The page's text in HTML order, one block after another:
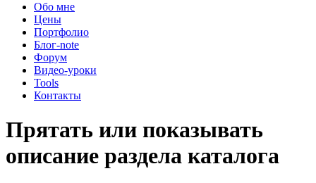
Обо мне
Цены
Портфолио
Блог-note
Форум
Видео-уроки
Tools
Контакты
Прятать или показывать
описание раздела каталога